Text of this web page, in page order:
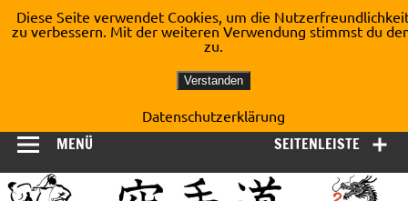
Inhalt
springen
Shotokan Karate Dojo
Kirchberg e.V.
SEITENLEISTE
MENÜ
Diese Seite verwendet Cookies, um die
zu verbessern. Mit der weiteren Verwendung stimmst du
zu.
Verstanden
Datenschutzerklärung